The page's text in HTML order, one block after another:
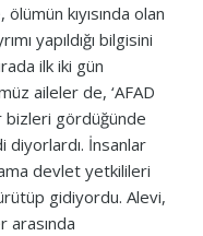
kıyısında olan
yapıldığı bilgisini
ilk iki gün
aileler de, ‘AFAD
bizleri gördüğünde
diyorlardı. İnsanlar
devlet yetkilileri
gidiyordu. Alevi,
arasında